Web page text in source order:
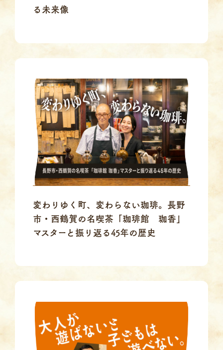
る未来像
変わりゆく町、変わらない珈琲。長野
市・西鶴賀の名喫茶「珈琲館 珈香」
マスターと振り返る45年の歴史